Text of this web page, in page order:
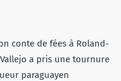
conte de fées à Roland-
a pris une tournure
paraguayen